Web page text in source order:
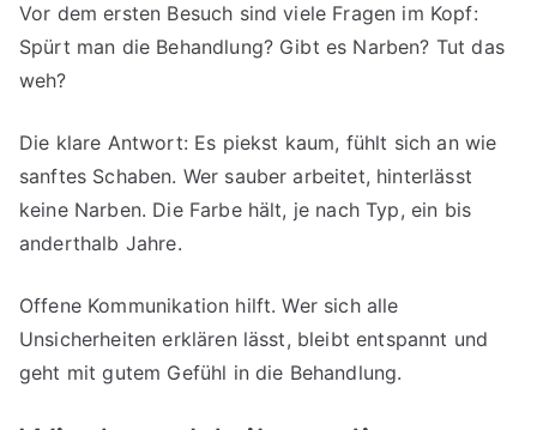
Vor dem ersten Besuch sind viele Fragen im Kopf:
Spürt man die Behandlung? Gibt es Narben? Tut das
weh?
Die klare Antwort: Es piekst kaum, fühlt sich an wie
sanftes Schaben. Wer sauber arbeitet, hinterlässt
keine Narben. Die Farbe hält, je nach Typ, ein bis
anderthalb Jahre.
Offene Kommunikation hilft. Wer sich alle
Unsicherheiten erklären lässt, bleibt entspannt und
geht mit gutem Gefühl in die Behandlung.